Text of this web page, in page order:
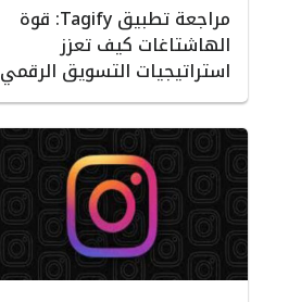
مراجعة تطبيق Tagify: قوة
الهاشتاغات كيف تعزز
استراتيجيات التسويق الرقمي